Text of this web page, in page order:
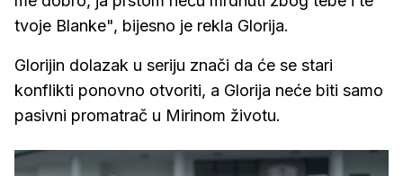
tvoje Blanke", bijesno je rekla Glorija.
Glorijin dolazak u seriju znači da će se stari
konflikti ponovno otvoriti, a Glorija neće biti samo
pasivni promatrač u Mirinom životu.